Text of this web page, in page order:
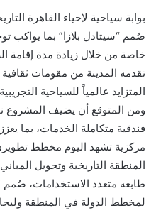
بوابة سياحية لإحياء القاهرة
صُمم “سيتادل بلازا” بما يواكب
خاصة من خلال زيادة مدة إقامة
تقدمه المدينة من مقومات
المتزايد عالمياً للسياحية
فندقية متكاملة الخدمات، بما
مركزية تشهد اليوم مخطط
المنطقة التاريخية وتحويل
طابعه متعدد الاستخدامات، صُمم
لمخطط الدولة في المنطقة